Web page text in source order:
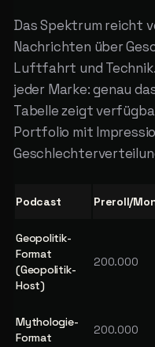
Das Spektrum reicht
Nachrichten über
Luftfahrt und
jeder Marke: genau
Tabelle zeigt
Portfolio mit
Podcast Preroll/
Geopolitik-
Format
(Geopolitik-
Host)
200.000
Mythologie-
Format
200.000